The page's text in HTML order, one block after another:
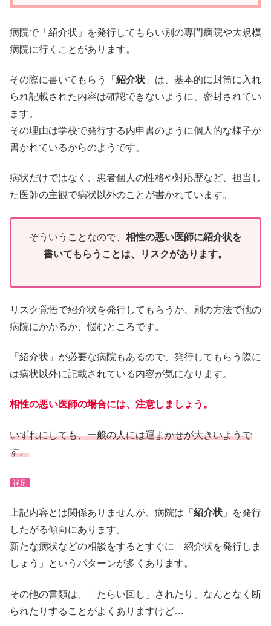
病院で「紹介状」を発行してもらい別の専門病院や大規模
病院に行くことがあります。
その際に書いてもらう「 紹介状 」は、基本的に封筒に入れ
られ記載された内容は確認できないように、密封されてい
ます。
その理由は学校で発行する内申書のように個人的な様子が
書かれているからのようです。
病状だけではなく、患者個人の性格や対応歴など、担当し
た医師の主観で病状以外のことが書かれています。
そういうことなので、 相性の悪い医師に紹介状を
書いてもらうことは、リスクがあります。
リスク覚悟で紹介状を発行してもらうか、別の方法で他の
病院にかかるか、悩むところです。
「紹介状」が必要な病院もあるので、発行してもらう際に
は病状以外に記載されている内容が気になります。
相性の悪い医師の場合には、注意しましょう。
いずれにしても、一般の人には運まかせが大きいようで
す。
補足
上記内容とは関係ありませんが、病院は「 紹介状 」を発行
したがる傾向にあります。
新たな病状などの相談をするとすぐに「紹介状を発行しま
しょう」というパターンが多くあります。
その他の書類は、「たらい回し」されたり、なんとなく断
られたりすることがよくありますけど…